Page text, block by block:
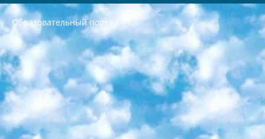
Образовательный портал
РЕСПУБЛИКА УЗБЕКИСТАН МИНИСТРЕРСТВО ДОШКОЛЬНОГО И ШКОЛЬНОГО ОБРАЗОВАНИЯ КОМАНДА в общеобразовательных учреждениях в 2023-2024 учебном году организация и проведение итоговой государственной аттестации обучающихся о Министра дошкольного и школьного образования Республики Узбекистан от 4 марта 2008 года (постановлением Минюста от 20 марта 2008 года № 1778 государственной регистрации) «Итоговое состояние учащихся общего среднего образования на основании положения об утверждении положения об аттестации общего среднего образования выпускной экзамен студентов в образовательных учреждениях в 2023-2024 учебном году В целях организации и прохождения аттестации приказываю: 1. Следующее: перечень предметов, по которым будет проводиться итоговая государственная аттестация и экзамен формы перевода согласно приложению 1; сертификаты международного образца, оценивающие уровень владения иностранными языками перечень согласно приложению 2; 2. Педагогический при специализированных образовательных учреждениях. научно-практический центр квалификации и международной оценки (Д.Давидова) 2024 г. До 25 марта: задания по предметам, по которым будет проводиться итоговая аттестация разработка и утверждение технических условий; итоговая аттестация на основании разработанного предметного задания разработка вопросов по предметам (устно и письменно), экзамен передача; общеобразовательные средние школы и специальные учебные заведения учащиеся выпускных классов школ и интернатов в агентской системе подготовка базы данных экзаменационных материалов и критериев оценки; перевод базы экзаменационных материалов на все языки обучения подать в Республиканский образовательный центр для изготовления; варианты экзаменов на основе разработанных контрольных материалов пусть будут поставлены задачи формирования. 3. Республиканский образовательный центр (Ш.Худайкулов) до 5 апреля 2024 года. до: база данных предоставленных экзаменационных материалов на все языки обучения перевод и экспертиза; для слепых, слабовидящих, глухих, слабослышащих и умственно отсталых детей учащиеся выпускных классов специализированных школ и школ-интернатов база данных экзаменационных материалов на всех преподаваемых языках подготовка критериев оценки; специализированные школы для умственно отсталых детей и технологии для учащихся выпускных классов школ-интернатов разработка соответствующих рекомендаций и критериев проведения ЕГЭ по естествознанию давать задания. 4. Педагогический при специализированных образовательных учреждениях. Научно-практический центр навыков и международной оценки (Д.Давидова), Республика образовательный центр (Худайкулов Ш.) итоговый государственный аттестационный экзамен ориентирован на творческое и логическое мышление при подготовке базы материалов учитывать введение заданий. 5. Следует отметить, что: сертификат государственного образца о знании общеобразовательного предмета и как минимум национальный уровень B1 по предметам на иностранных языках, указанным в Приложении 2. или международно признанный сертификат эквивалентного уровня студенты, изучающие определенный предмет, освобождаются от экзамена; по соответствующим предметам запланирована итоговая государственная аттестация за день до дня, путем жеребьевки Рабочей группой (в письменной форме по предметам, проводимым в форме) из числа сформированных вариантов выбрано 2 варианта; 2 выбранных варианта экзамена анонсированы на официальном сайте министерства и все выпускники по всей стране на основе этих вариантов проводит итоговую государственную аттестацию. 6. Государственное образование учащихся средних общеобразовательных учреждений. знания в соответствии с квалификационными требованиями, которые необходимо приобрести на основании стандартов итоговый (выпускной) контроль для 9 и 11 классов в целях тестирования Экзамены (далее – экзамены) состоят из предметов, перечисленных в приложении 1. будет сделано. 7. Экзамены пройдут с 26 мая по 15 июня 2024 г. (кроме науки физического воспитания). 8. Физическая для учащихся 9 классов общесредних образовательных учреждений. Экзамены по предмету «Образование, квалификация медицина» 1-6 мая 2024 года. сотрудники перевести под присмотр (с отклонениями в физическом или умственном развитии) специализированная школа для детей, школы-интернаты и со сколиозом школы-интернаты санаторного типа для больных детей исключены). 9. Он был слепым, слабовидящим и имел нарушения опорно-двигательного аппарата. экзамены в специализированных школах и интернатах для детей должны проводиться исходя из требований, предъявляемых к общеобразовательным учреждениям (физкультура кроме науки). 10. Специализированная школа для глухих и слабослышащих детей. и экзамены в интернатах и быть реализован в виде письменного теста по математике. 11. Специальность для умственно отсталых детей. Для 9 класса Родной язык и литературное письмо Государственный язык (язык обучения – узбекский). для неклассов) написано Математическое письмо Письменная/устная история Узбекистана Физическое воспитание практично Итоговый контроль Для 11 класса Написание родного языка и литературы (эссе) Математическое письмо Узбекский язык (обучение на узбекском языке) не посещающее общее среднее образование для учреждений)/Образовательное учреждение выбор письменный и устный Иностранный язык письменный/устный Письменная/устная история Узбекистана *По выбору студента:  Химия  Физика  Основы государственного права  География 10 бесплатных образовательных ресурсов - Мы составили подборку онлайн-проектов с интерактивными упражнениями, видеолекциями и статьями. Они помогут вам обрести новые и освежить старые знания бесплатно. 1. «ИНТУИТ» Старейшая образовательная площадка Рунета. Здесь вы найдёте сотни текстовых и видеокурсов на десятки различных тем — от программирования до психологии. Многие курсы подготовлены российскими университетами и крупными международными компаниями вроде Intel и Microsoft. Самостоятельное обучение бесплатное, но желающие могут оплатить услуги персональных наставников. 2. «Смартия» знакомит с актуальными профессиями и подсказывает, как им обучаться. Выбрав заинтересовавшую вас специальность — SMM-специалист, фотограф, веб-дизайнер или другую, — увидите список необходимых для неё умений. Чтобы вы могли освоить их самостоятельно, для каждого умения площадка отображает подборку ссылок на учебные материалы. Хотя «Смартия» ориентируется на русскоязычную аудиторию, часть контента всё же доступна только на английском. 3. «Лекторий Физтеха» Проект Московского физико-технического института (Физтеха). С его помощью вы можете смотреть онлайн серии лекций, записанные на видео в этом вузе. В числе доступных предметов — физика, биология, химия, информационные технологии и другие. К некоторым лекциям администрация ресурса прилагает готовые конспекты, которые можно скачивать в PDF-формате. 4. ITMOcourses Онлайн-площадка Санкт-Петербургского национального исследовательского университета информационных технологий, механики и оптики (ИТМО). Ресурс предоставляет свободный доступ к курсам, разработанным в этом вузе. Каталог материалов разбит на четыре категории: «Оптические системы и технологии», «Приборостроение и робототехника», «Информационные технологии» и «Биотехнологии». Курсы состоят из видеолекций, интерактивных демонстраций и заданий. 5. «КиберЛенинка» Электронная научная библиотека открытого доступа. Каталог площадки регулярно обрастает текстами статей из различных научных изданий. Сгруппированные по журналам и рубрикам публикации можно читать онлайн или скачивать целиком в PDF-формате. Проект нацелен на популяризацию науки за счёт открытого доступа к качественной информации. 6. «ПостНаука» На этом ресурсе публикуют подборки видеолекций, составленные экспертами из разных отраслей и объединённые общими темами. Среди них, к примеру, есть серии «Биоинформатика и геномика», «Культура средневековой Скандинавии» и Cinema Studies о теории кино. Каждая подборка лекций — логически связанная история, рассказанная экспертом от первого лица. Кроме того, на сайте появляются научно-образовательные статьи и тесты на разные темы. 7. «Newочём» Команда проекта «Newочём» отбирает самые интересные тексты из англоязычных СМИ и переводит те из них, за которые голосуют участники сообщества «ВКонтакте». По большей части это научно-популярные статьи. Редакторы придумывают лишь заголовки, в остальном содержание переводов соответствует оригиналам. Полные тексты можно читать прямо в социальной сети. 8. InternetUrok Онлайн-база материалов по основным дисциплинам школьной программы. Информация на сайте структурирована по классам, предметам и темам (урокам). Каждый урок состоит из видеолекций и конспектов. Есть также интерактивные тренажёры и тесты для закрепления пройденного материала. Даже если вы давно окончили школу, возможность повторить программу старших классов всегда может пригодиться. 9. Edutainme Ещё один ресурс об образовании. В отличие от Newtonew, как мне кажется, Edutainme больше ориентируется на представителей индустрии: педагогов, предпринимателей, разработчиков образовательных проектов. Но и любой, кто просто стремится к саморазвитию, найдёт на сайте много полезного и интересного для себя. Например, информацию о новых курсах и образовательных сервисах. 10. Newtonew Онлайн-медиа об образовании и обучении в широком смысле. Авторы Newtonew пишут об инструментах, заведениях, тактиках и стратегиях, которые помогают учить других и получать новые знания самостоятельно. На этой площадке вы найдёте новости, обзоры, аналитические мат